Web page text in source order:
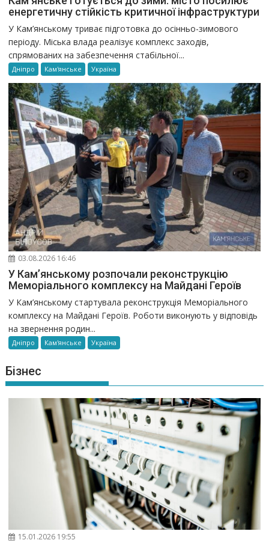
енергетичну стійкість критичної інфраструктури
У Кам’янському триває підготовка до осінньо-зимового
періоду. Міська влада реалізує комплекс заходів,
спрямованих на забезпечення стабільної...
Дніпро Кам'янське Україна
03.08.2026 16:46
У Кам’янському розпочали реконструкцію
Меморіального комплексу на Майдані Героїв
У Кам’янському стартувала реконструкція Меморіального
комплексу на Майдані Героїв. Роботи виконують у відповідь
на звернення родин...
Дніпро Кам'янське Україна
Бізнес
15.01.2026 19:55